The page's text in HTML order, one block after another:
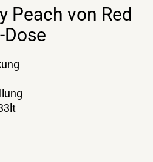
Peach von Red